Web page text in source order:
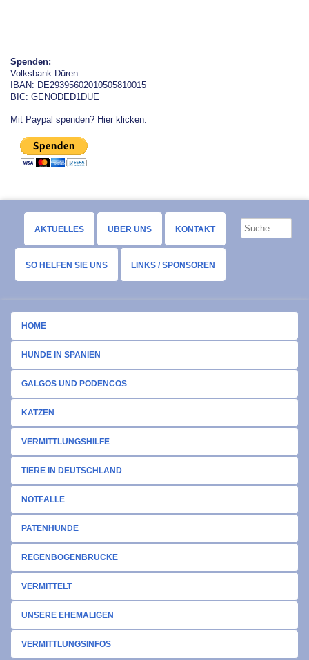
Spenden:
Volksbank Düren
IBAN: DE29395602010505810015
BIC: GENODED1DUE
Mit Paypal spenden? Hier klicken:
AKTUELLES ÜBER UNS KONTAKT
SO HELFEN SIE UNS LINKS / SPONSOREN
HOME
HUNDE IN SPANIEN
GALGOS UND PODENCOS
KATZEN
VERMITTLUNGSHILFE
TIERE IN DEUTSCHLAND
NOTFÄLLE
PATENHUNDE
REGENBOGENBRÜCKE
VERMITTELT
UNSERE EHEMALIGEN
VERMITTLUNGSINFOS